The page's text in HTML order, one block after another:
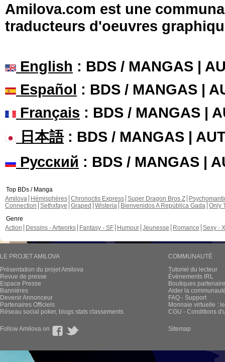
Amilova.com est une
traducteurs d'oeuvres
English : BDS / MANGAS |
Español : BDS / MANGAS |
Français : BDS / MANGAS |
日本語: BDS / MANGAS |
Русский : BDS / MANGAS |
Top BDs / Manga
Amilova
Hémisphères Chronoctis Express Super Dragon Bros Z
Connection Sethxfaye Graped Wisteria Bienvenidos A República Gada Only
Genre
Action
Dessins - Artworks Fantasy - SF Humour Jeunesse Romance Sexy -
LE PROJET AMILOVA
Présentation du projet Amilova
Revue de presse
Espace Presse
Bannières
Devenir Annonceur
Partenaires Officiels
Réseau social poker, blogs stats classements
COMMUNAUTÉ
Tutoriel du lecteur
Évènements IRL
Boutiques
Aider la
FAQ - Support
Monnaie virtuelle :
CGU - Conditions
Follow Amilova on Sitemap